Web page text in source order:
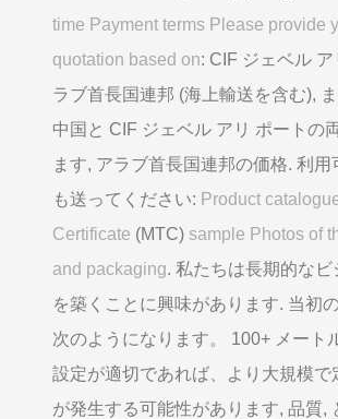
time Payment terms Please provide
quotation based on: CIF ジェベル
ラブ首長国連邦 (海上輸送を含む),
中国と CIF ジェベル アリ ポートの
ます, アラブ首長国連邦の価格. 利用
も送ってください: Product
Certificate (MTC) sample Photos of
and packaging. 私たちは長期的な
を築くことに興味があります. 当初
次のようになります。 100+ メート
設定が適切であれば、より大規模で
が発生する可能性があります, 品質,